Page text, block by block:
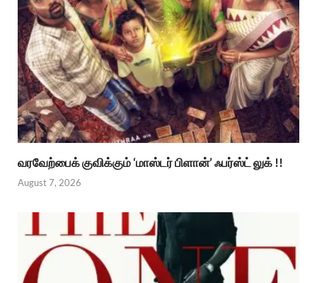
வரவேற்பைக் குவிக்கும் ‘மாஸ்டர் பிளான்’ ஃபர்ஸ்ட் லுக் !!
August 7, 2026